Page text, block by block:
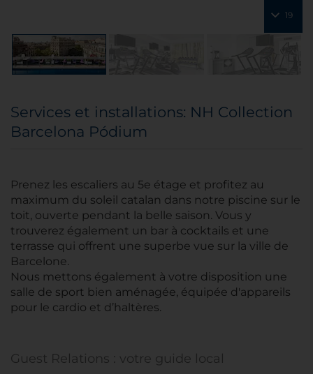
19
Services et installations: NH Collection
Barcelona Pódium
Prenez les escaliers au 5e étage et profitez au
maximum du soleil catalan dans notre piscine sur le
toit, ouverte pendant la belle saison. Vous y
trouverez également un bar à cocktails et une
terrasse qui offrent une superbe vue sur la ville de
Barcelone.
Nous mettons également à votre disposition une
salle de sport bien aménagée, équipée d'appareils
pour le cardio et d’haltères.
Guest Relations : votre guide local